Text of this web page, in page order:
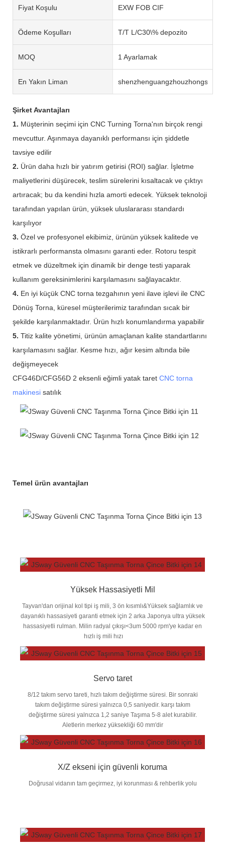
Fiyat Koşulu EXW FOB CIF
Ödeme Koşulları T/T L/C30\% depozito
MOQ 1 Ayarlamak
En Yakın Liman shenzhenguangzhouzhongshan
Şirket Avantajları
1. Müşterinin seçimi için CNC Turning Torna'nın birçok rengi
mevcuttur. Aşınmaya dayanıklı performansı için şiddetle
tavsiye edilir
2. Ürün daha hızlı bir yatırım getirisi (ROI) sağlar. İşletme
maliyetlerini düşürecek, teslim sürelerini kısaltacak ve çıktıyı
artıracak; bu da kendini hızla amorti edecek. Yüksek teknoloji
tarafından yapılan ürün, yüksek uluslararası standardı
karşılıyor
3. Özel ve profesyonel ekibimiz, ürünün yüksek kalitede ve
istikrarlı performansta olmasını garanti eder. Rotoru tespit
etmek ve düzeltmek için dinamik bir denge testi yaparak
kullanım gereksinimlerini karşılamasını sağlayacaktır.
4. En iyi küçük CNC torna tezgahının yeni ilave işlevi ile CNC
Dönüş Torna, küresel müşterilerimiz tarafından sıcak bir
şekilde karşılanmaktadır. Ürün hızlı konumlandırma yapabilir
5. Titiz kalite yönetimi, ürünün amaçlanan kalite standartlarını
karşılamasını sağlar. Kesme hızı, ağır kesim altında bile
değişmeyecek
CFG46D/CFG56D 2 eksenli eğimli yatak taret CNC torna
makinesi satılık
Temel ürün avantajları
Yüksek Hassasiyetli Mil
Tayvan'dan orijinal kol tipi iş mili, 3 ön kısımlı&Yüksek sağlamlık ve
dayanıklı hassasiyeti garanti etmek için 2 arka Japonya ultra yüksek
hassasiyetli rulman. Milin radyal çıkışı<3um 5000 rpm'ye kadar en
hızlı iş mili hızı
Servo taret
8/12 takım servo tareti, hızlı takım değiştirme süresi. Bir sonraki
takım değiştirme süresi yalnızca 0,5 saniyedir. karşı takım
değiştirme süresi yalnızca 1,2 saniye Taşıma 5-8 alet kurabilir.
Aletlerin merkez yüksekliği 60 mm'dir
X/Z ekseni için güvenli koruma
Doğrusal vidanın tam geçirmez, iyi korunması & rehberlik yolu